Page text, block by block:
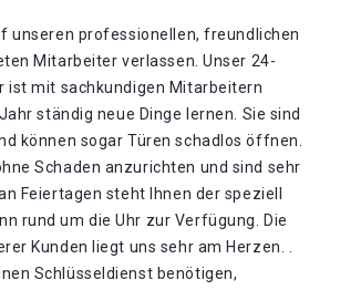
unseren professionellen, freundlichen
Mitarbeiter verlassen. Unser 24-
ist mit sachkundigen Mitarbeitern
ständig neue Dinge lernen. Sie sind
können sogar Türen schadlos öffnen.
Schaden anzurichten und sind sehr
Feiertagen steht Ihnen der speziell
rund um die Uhr zur Verfügung. Die
Kunden liegt uns sehr am Herzen. .
Schlüsseldienst benötigen,